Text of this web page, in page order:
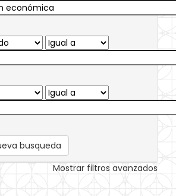
busqueda
Mostrar filtros avanzados